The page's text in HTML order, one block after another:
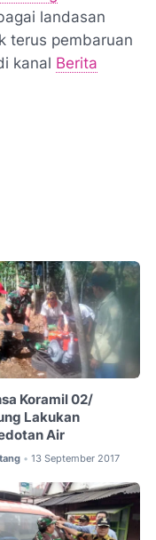
landasan
terus pembaruan
kanal Berita
Koramil 02/
Lakukan
Air
• 13 September 2017